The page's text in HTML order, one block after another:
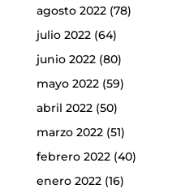
agosto 2022(78)
julio 2022(64)
junio 2022(80)
mayo 2022(59)
abril 2022(50)
marzo 2022(51)
febrero 2022(40)
enero 2022(16)